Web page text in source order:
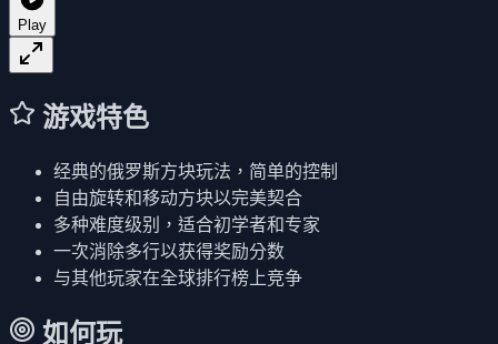
Play
游戏特色
经典的俄罗斯方块玩法，简单的控制
自由旋转和移动方块以完美契合
多种难度级别，适合初学者和专家
一次消除多行以获得奖励分数
与其他玩家在全球排行榜上竞争
如何玩